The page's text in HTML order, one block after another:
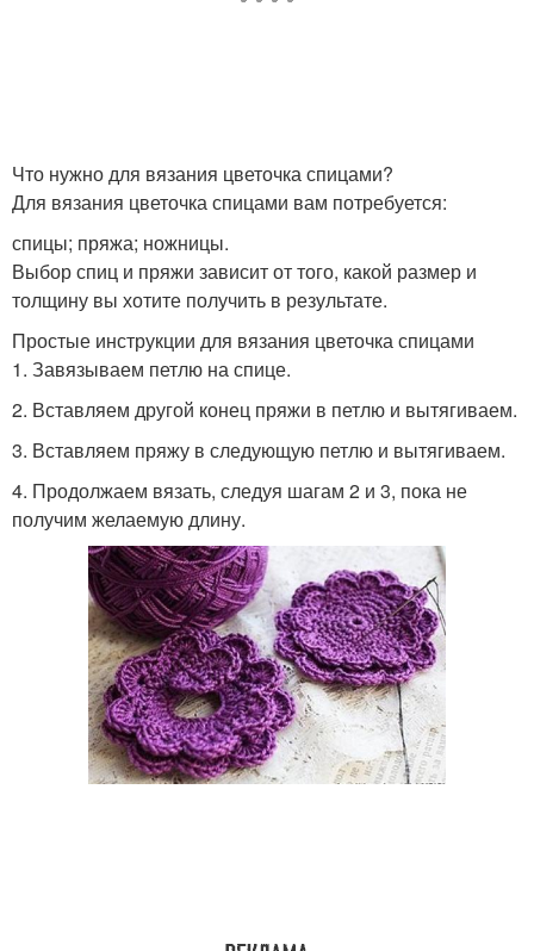
Что нужно для вязания цветочка спицами?
Для вязания цветочка спицами вам потребуется:
спицы; пряжа; ножницы.
Выбор спиц и пряжи зависит от того, какой размер и
толщину вы хотите получить в результате.
Простые инструкции для вязания цветочка спицами
1. Завязываем петлю на спице.
2. Вставляем другой конец пряжи в петлю и вытягиваем.
3. Вставляем пряжу в следующую петлю и вытягиваем.
4. Продолжаем вязать, следуя шагам 2 и 3, пока не
получим желаемую длину.